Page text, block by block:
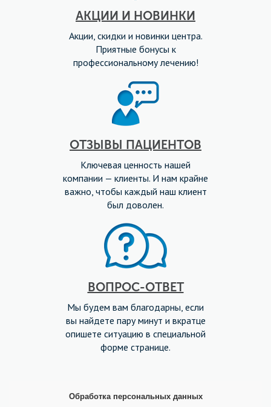
АКЦИИ И НОВИНКИ
Акции, скидки и новинки центра.
Приятные бонусы к
профессиональному лечению!
ОТЗЫВЫ ПАЦИЕНТОВ
Ключевая ценность нашей
компании — клиенты. И нам крайне
важно, чтобы каждый наш клиент
был доволен.
ВОПРОС-ОТВЕТ
Мы будем вам благодарны, если
вы найдете пару минут и вкратце
опишете ситуацию в специальной
форме странице.
Обработка персональных данных